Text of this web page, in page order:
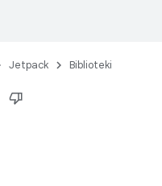
Jetpack Biblioteki